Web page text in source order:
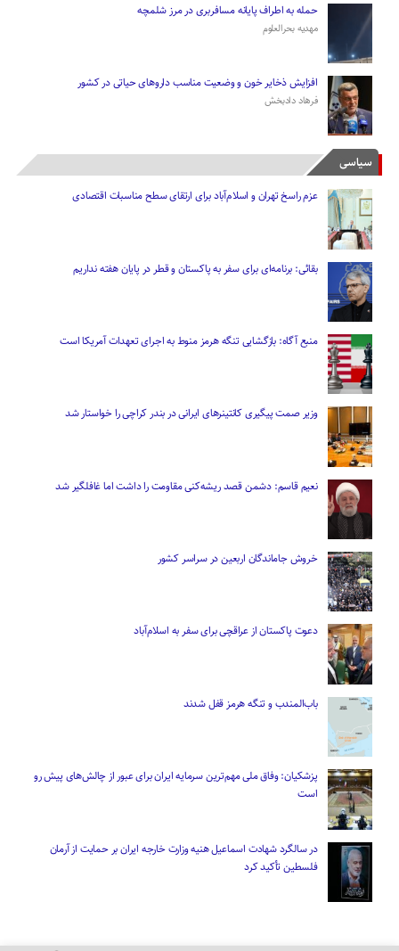
حمله به اطراف پایانه مسافربری در مرز شلمچه
مهدیه بحرالعلوم
افزایش ذخایر خون و وضعیت مناسب دارو‌های حیاتی در کشور
فرهاد دادبخش
سیاسی
عزم راسخ تهران و اسلام‌آباد برای ارتقای سطح مناسبات اقتصادی
بقائی: برنامه‌ای برای سفر به پاکستان و قطر در پایان هفته نداریم
منبع آگاه: بازگشایی تنگه هرمز منوط به اجرای تعهدات آمریکا است
وزیر صمت پیگیری کانتینر‌های ایرانی در بندر کراچی را خواستار شد
نعیم قاسم: دشمن قصد ریشه‌کنی مقاومت را داشت اما غافلگیر شد
خروش جاماندگان اربعین در سراسر کشور
دعوت پاکستان از عراقچی برای سفر به اسلام‌آباد
باب‌المندب و تنگه هرمز قفل شدند
پزشکیان: وفاق ملی مهم‌ترین سرمایه ایران برای عبور از چالش‌های پیش رو
است
در سالگرد شهادت اسماعیل هنیه وزارت خارجه ایران بر حمایت از آرمان
فلسطین تأکید کرد